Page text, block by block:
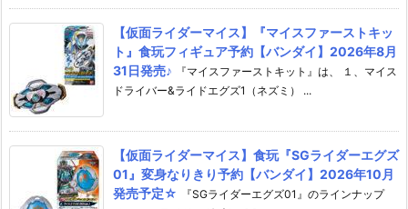
【仮面ライダーマイス】『マイスファーストキッ
ト』食玩フィギュア予約【バンダイ】2026年8月
31日発売♪
『マイスファーストキット』は、 １、マイス
ドライバー&ライドエグズ1（ネズミ） ...
【仮面ライダーマイス】食玩『SGライダーエグズ
01』変身なりきり予約【バンダイ】2026年10月
発売予定☆
『SGライダーエグズ01』のラインナップ